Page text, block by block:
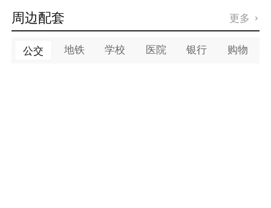
周边配套 更多 
公交 地铁 学校 医院 银行 购物